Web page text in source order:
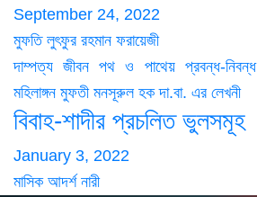
September 24, 2022
মুফতি লুৎফুর রহমান ফরায়েজী
দাম্পত্য জীবন পথ ও পাথেয় প্রবন্ধ-নিবন্ধ
মহিলাঙ্গন মুফতী মনসূরুল হক দা.বা. এর লেখনী
বিবাহ-শাদীর প্রচলিত ভুলসমূহ
January 3, 2022
মাসিক আদর্শ নারী